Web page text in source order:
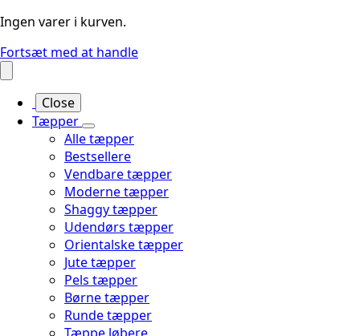
Ingen varer i kurven.
Fortsæt med at handle
Close
Tæpper
Alle tæpper
Bestsellere
Vendbare tæpper
Moderne tæpper
Shaggy tæpper
Udendørs tæpper
Orientalske tæpper
Jute tæpper
Pels tæpper
Børne tæpper
Runde tæpper